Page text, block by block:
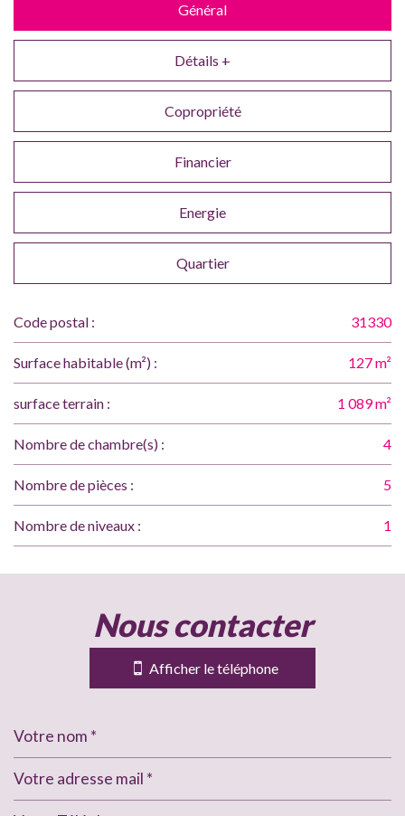
Général
Détails +
Copropriété
Financier
Energie
Quartier
Code postal : 31330
Surface habitable (m²) : 127 m²
surface terrain : 1 089 m²
Nombre de chambre(s) : 4
Nombre de pièces : 5
Nombre de niveaux : 1
nous contacter
Afficher le téléphone